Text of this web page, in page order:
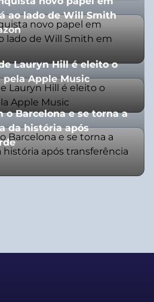
ao lado de Will Smith
Lauryn Hill é eleito o
Apple Music
o Barcelona e se torna a
da história após